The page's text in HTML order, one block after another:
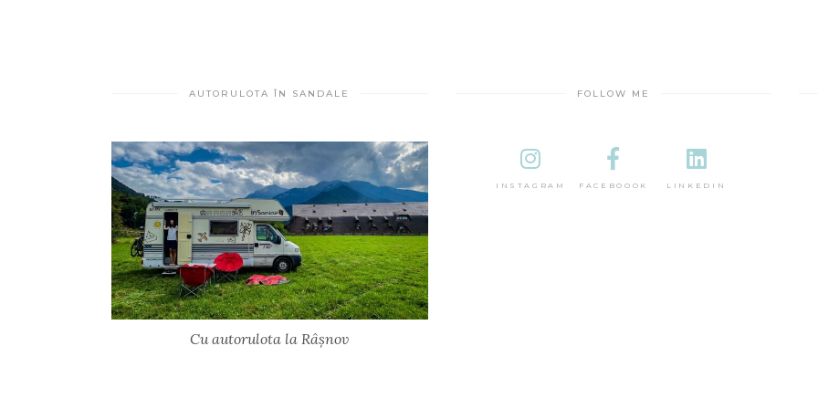
AUTORULOTA ÎN SANDALE
Cu autorulota la Râșnov
FOLLOW ME
INSTAGRAM FACEBOOOK LINKEDIN